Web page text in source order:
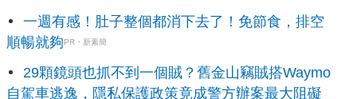
一週有感！肚子整個都消下去了！免節食，排空
順暢就夠PR・新素簡
29顆鏡頭也抓不到一個賊？舊金山竊賊搭Waymo
自駕車逃逸，隱私保護政策竟成警方辦案最大阻礙